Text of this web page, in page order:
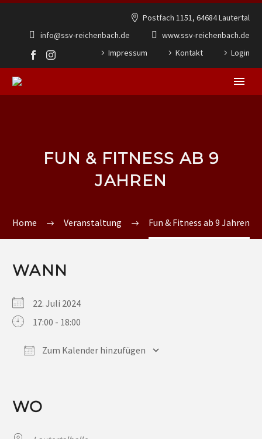
Postfach 1151, 64684 Lautertal
info@ssv-reichenbach.de
www.ssv-reichenbach.de
Impressum
Kontakt Login
FUN & FITNESS AB 9
JAHREN
Home Veranstaltung Fun & Fitness ab 9 Jahren
WANN
22. Juli 2024
17:00 - 18:00
Zum Kalender hinzufügen
WO